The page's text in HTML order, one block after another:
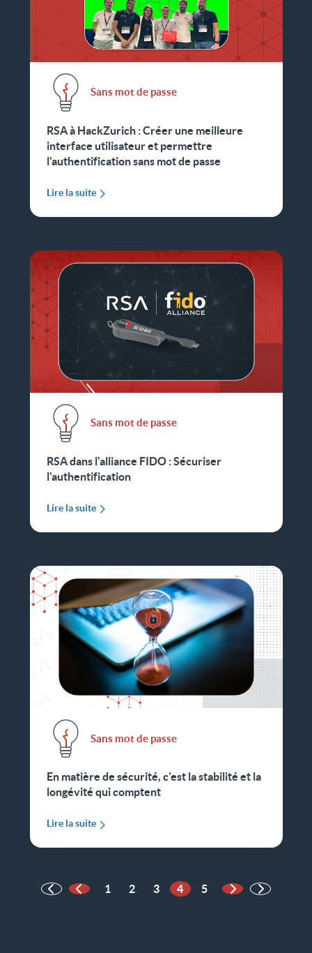
Sans mot de passe
RSA à HackZurich : Créer une meilleure
interface utilisateur et permettre
l'authentification sans mot de passe
Lire la suite
Sans mot de passe
RSA dans l'alliance FIDO : Sécuriser
l'authentification
Lire la suite
Sans mot de passe
En matière de sécurité, c'est la stabilité et la
longévité qui comptent
Lire la suite
Page précédente
1 2 3 4 5
Page suivante